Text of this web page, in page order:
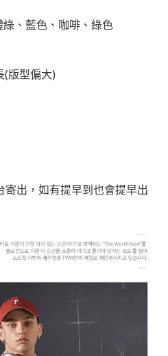
、藍色、咖啡、綠色
(版型偏大)
出，如有提早到也會提早出